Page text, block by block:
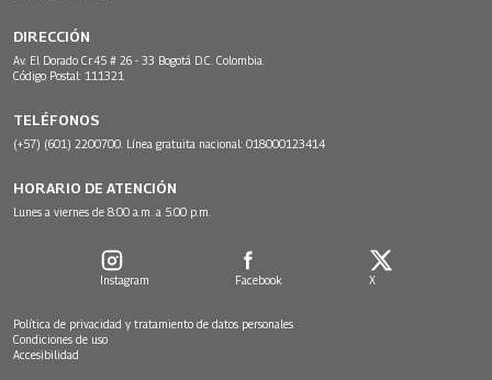
DIRECCIÓN
Av. El Dorado Cr.45 # 26 - 33 Bogotá D.C. Colombia.
Código Postal: 111321
TELÉFONOS
(+57) (601) 2200700. Línea gratuita nacional: 018000123414
HORARIO DE ATENCIÓN
Lunes a viernes de 8:00 a.m. a 5:00 p.m.
Instagram Facebook X
Política de privacidad y tratamiento de datos personales
Condiciones de uso
Accesibilidad